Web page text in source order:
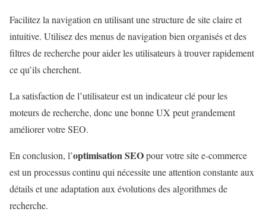
Facilitez la navigation en utilisant une structure de site claire et
intuitive. Utilisez des menus de navigation bien organisés et des
filtres de recherche pour aider les utilisateurs à trouver rapidement
ce qu’ils cherchent.
La satisfaction de l’utilisateur est un indicateur clé pour les
moteurs de recherche, donc une bonne UX peut grandement
améliorer votre SEO.
En conclusion, l’optimisation SEOpour votre site e-commerce
est un processus continu qui nécessite une attention constante aux
détails et une adaptation aux évolutions des algorithmes de
recherche.